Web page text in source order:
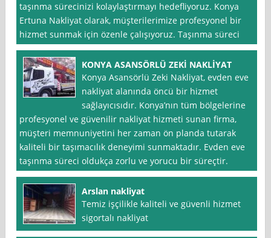
taşınma sürecinizi kolaylaştırmayı hedefliyoruz. Konya
Ertuna Nakliyat olarak, müşterilerimize profesyonel bir
hizmet sunmak için özenle çalışıyoruz. Taşınma süreci
KONYA ASANSÖRLÜ ZEKİ NAKLİYAT
Konya Asansörlü Zeki Nakliyat, evden eve
nakliyat alanında öncü bir hizmet
sağlayıcısıdır. Konya’nın tüm bölgelerine
profesyonel ve güvenilir nakliyat hizmeti sunan firma,
müşteri memnuniyetini her zaman ön planda tutarak
kaliteli bir taşımacılık deneyimi sunmaktadır. Evden eve
taşınma süreci oldukça zorlu ve yorucu bir süreçtir.
Arslan nakliyat
Temiz işçilikle kaliteli ve güvenli hizmet
sigortalı nakliyat